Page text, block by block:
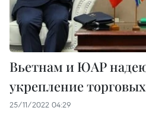
Вьетнам и ЮАР
укрепление
25/11/2022 04:29